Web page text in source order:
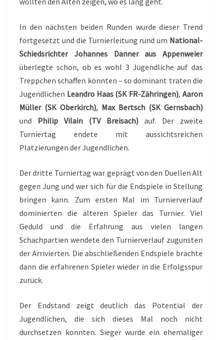
In den nächsten beiden Runden wurde dieser Trend
fortgesetzt und die Turnierleitung rund um National-
Schiedsrichter Johannes Danner aus Appenweier
überlegte schon, ob es wohl 3 Jugendliche auf das
Treppchen schaffen könnten – so dominant traten die
Jugendlichen Leandro Haas (SK FR-Zähringen),Aaron
Müller (SK Oberkirch), Max Bertsch (SK Gernsbach)
und Philip Vilain (TV Breisach) auf. Der zweite
Turniertag endete mit aussichtsreichen
Platzierungen der Jugendlichen.
Der dritte Turniertag war geprägt von den Duellen Alt
gegen Jung und wer sich für die Endspiele in Stellung
bringen kann. Zum ersten Mal im Turnierverlauf
dominierten die älteren Spieler das Turnier. Viel
Geduld und die Erfahrung aus vielen langen
Schachpartien wendete den Turnierverlauf zugunsten
der Arrivierten. Die abschließenden Endspiele brachte
dann die erfahrenen Spieler wieder in die Erfolgsspur
zurück.
Der Endstand zeigt deutlich das Potential der
Jugendlichen, die sich dieses Mal noch nicht
durchsetzen konnten. Sieger wurde ein ehemaliger